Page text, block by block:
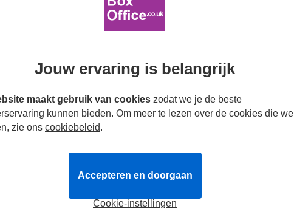
VIII zijn springlevend
van Cambridge zat, had hij een idee... en het bleef maar
raakte er toch bij betrokken, en ze werkten er allebei hard aan
musical opvoeren, gepresenteerd als een rockconcert, met de
festival in 2017 en trok direct de aandacht van een aantal
en werd vervolgens verplaatst naar het Arts Theatre in
Millie O'Connell als Anne Boleyn, Natalie Paris als Jane
als Katherine Howard, Maiya Quansah-Breed als Catherine
Jouw ervaring is belangrijk
maakt gebruik van cookies zodat we je de beste
kunnen bieden. Om meer te lezen over de cookies die we
zie ons cookiebeleid.
Cookie-instellingen
Accepteren en doorgaan